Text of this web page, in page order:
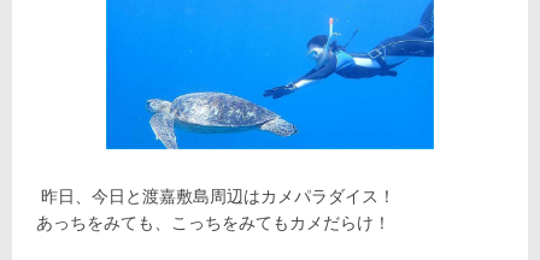
昨日、今日と渡嘉敷島周辺はカメパラダイス！
あっちをみても、こっちをみてもカメだらけ！